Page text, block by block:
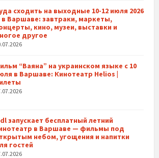
сходить на выходные 10-12 июля 2026
в Варшаве: завтраки, маркеты,
кино, музеи, выставки и
другое
“Ваяна” на украинском языке с 10
в Варшаве: Кинотеатр Helios |
запускает бесплатный летний
в Варшаве — фильмы под
небом, угощения и напитки
гостей